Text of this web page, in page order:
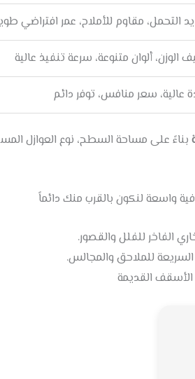
التحمل، مقاوم للأملاح، عمر افتراضي
الوزن، ألوان متنوعة، سرعة تنفيذ عالية
عالية، سعر منافس، توفر دائم
بناءً على مساحة السطح، نوع العوازل
واسعة لنكون بالقرب منك دائماً
الفاخر للفلل والقصور.
للملاحق والمجالس.
الأسقف القديمة